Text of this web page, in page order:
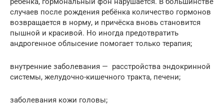
случаев после рождения ребёнка количество гормонов
возвращается в норму, и причёска вновь становится
пышной и красивой. Но иногда предотвратить
андрогенное облысение помогает только терапия;
внутренние заболевания — расстройства эндокринной
системы, желудочно-кишечного тракта, печени;
заболевания кожи головы;